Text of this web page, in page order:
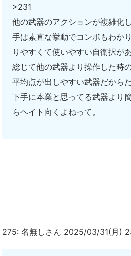
>231
他の武器のアクションが複雑化
手は素直な挙動でコンボもわか
りやすくて使いやすい自衛択があ
総じて他の武器より操作した時
平均点が出しやすい武器だからだ
下手に本業と思ってる武器より
らヘイト向くよねって。
275: 名無しさん 2025/03/31(月)